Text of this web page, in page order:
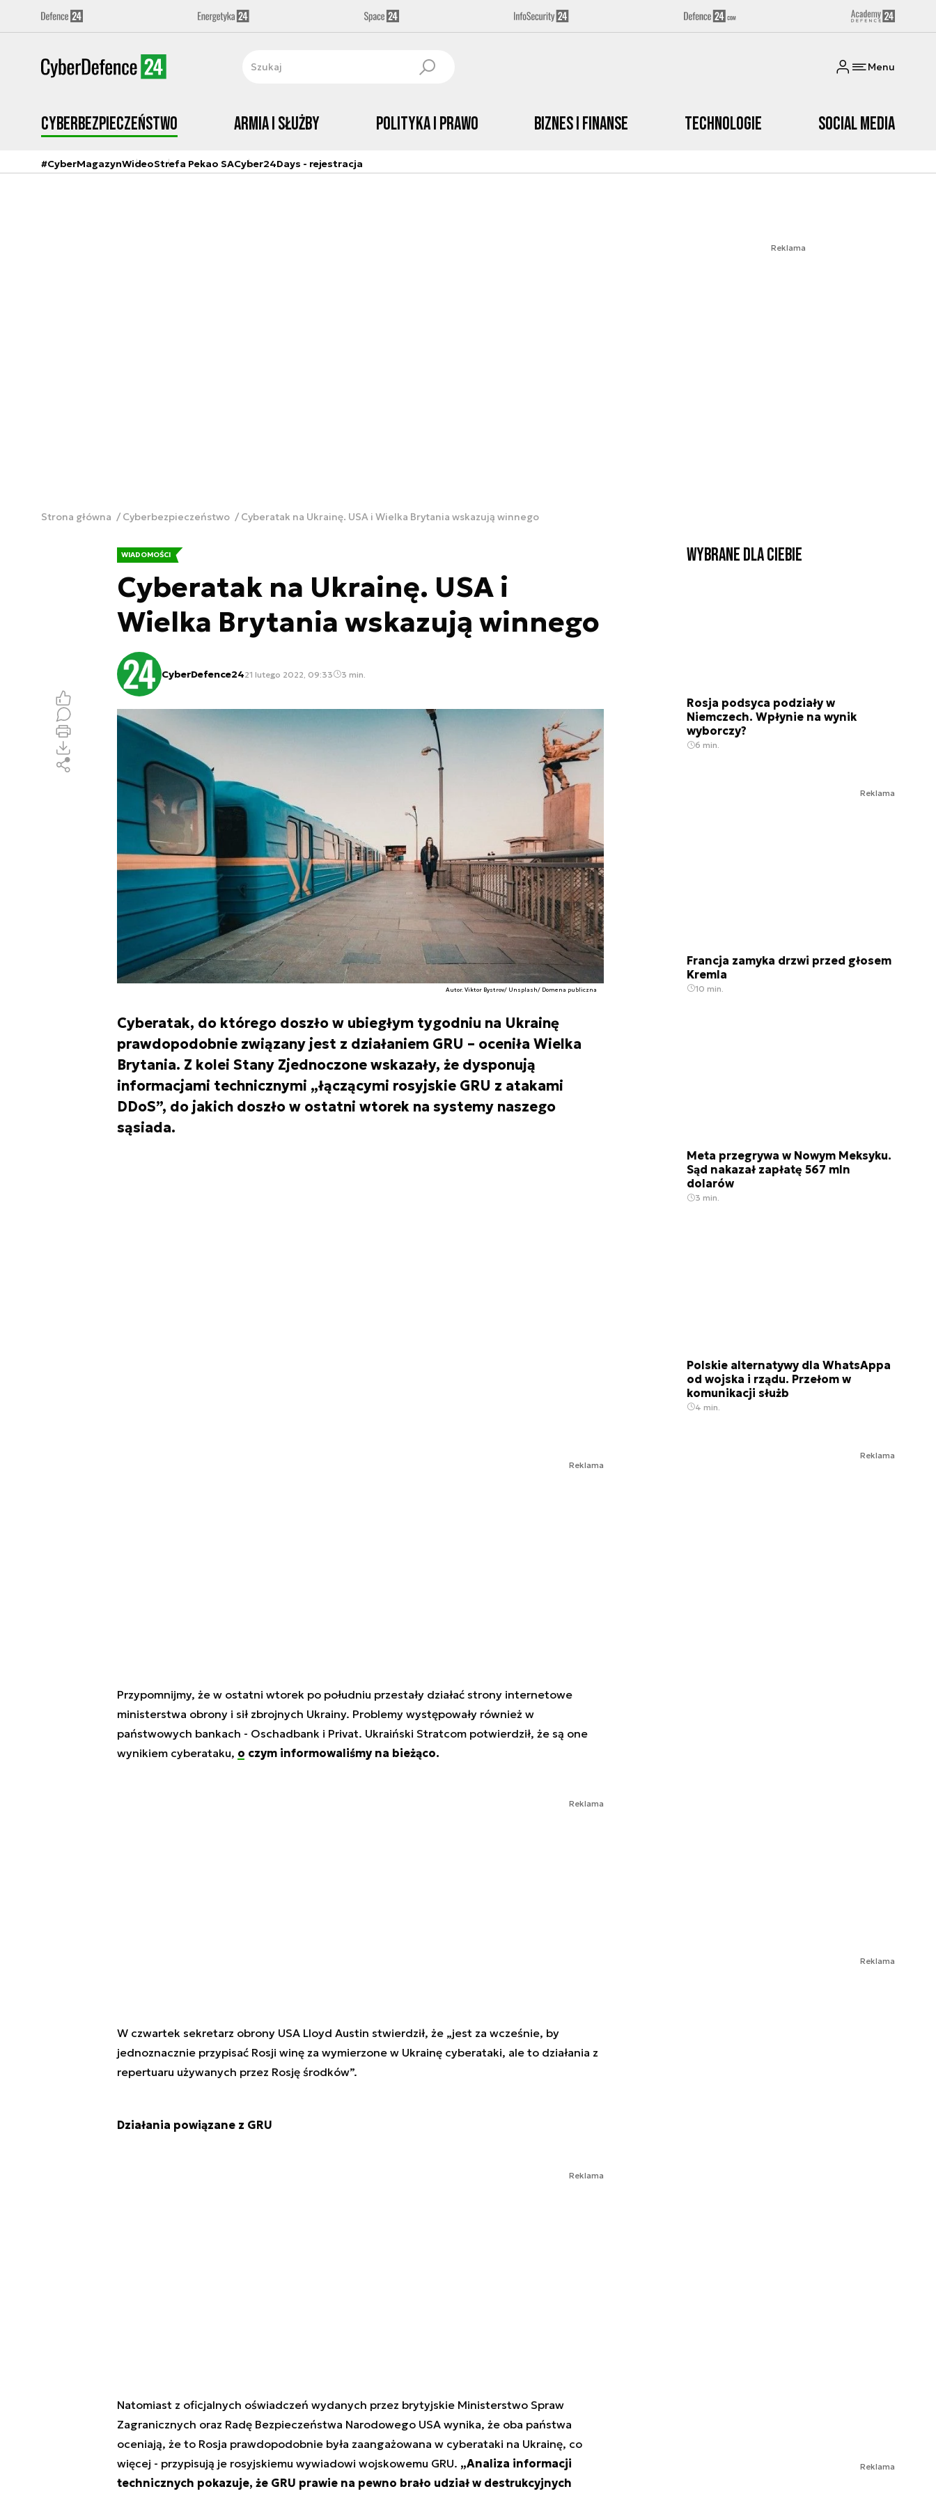
Menu
Cyberbezpieczeństwo Armia i Służby Polityka i prawo Biznes i Finanse Technologie Social media
#CyberMagazynWideoStrefa Pekao SACyber24Days - rejestracja
Reklama
Strona główna Cyberbezpieczeństwo Cyberatak na Ukrainę. USA i Wielka Brytania wskazują winnego
WIADOMOŚCI
Cyberatak na Ukrainę. USA i
Wielka Brytania wskazują winnego
CyberDefence2421 lutego 2022, 09:33 3 min.
Autor. Viktor Bystrov/ Unsplash/ Domena publiczna
Cyberatak, do którego doszło w ubiegłym tygodniu na Ukrainę
prawdopodobnie związany jest z działaniem GRU – oceniła Wielka
Brytania. Z kolei Stany Zjednoczone wskazały, że dysponują
informacjami technicznymi „łączącymi rosyjskie GRU z atakami
DDoS”, do jakich doszło w ostatni wtorek na systemy naszego
sąsiada.
Reklama
Przypomnijmy, że w ostatni wtorek po południu przestały działać strony internetowe
ministerstwa obrony i sił zbrojnych Ukrainy. Problemy występowały również w
państwowych bankach - Oschadbank i Privat. Ukraiński Stratcom potwierdził, że są one
wynikiem cyberataku, o czym informowaliśmy na bieżąco.
Reklama
W czwartek sekretarz obrony USA Lloyd Austin stwierdził, że „jest za wcześnie, by
jednoznacznie przypisać Rosji winę za wymierzone w Ukrainę cyberataki, ale to działania z
repertuaru używanych przez Rosję środków”.
Działania powiązane z GRU
Reklama
Natomiast z oficjalnych oświadczeń wydanych przez brytyjskie Ministerstwo Spraw
Zagranicznych oraz Radę Bezpieczeństwa Narodowego USA wynika, że oba państwa
oceniają, że to Rosja prawdopodobnie była zaangażowana w cyberataki na Ukrainę, co
więcej - przypisują je rosyjskiemu wywiadowi wojskowemu GRU. „Analiza informacji
technicznych pokazuje, że GRU prawie na pewno brało udział w destrukcyjnych
Wybrane dla Ciebie
Rosja podsyca podziały w
Niemczech. Wpłynie na wynik
wyborczy?
6 min.
Reklama
Francja zamyka drzwi przed głosem
Kremla
10 min.
Meta przegrywa w Nowym Meksyku.
Sąd nakazał zapłatę 567 mln
dolarów
3 min.
Polskie alternatywy dla WhatsAppa
od wojska i rządu. Przełom w
komunikacji służb
4 min.
Reklama
Reklama
Reklama